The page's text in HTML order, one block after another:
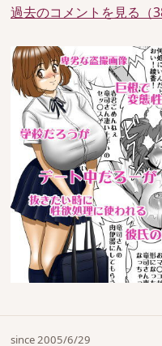
過去のコメントを見る（
since 2005/6/29